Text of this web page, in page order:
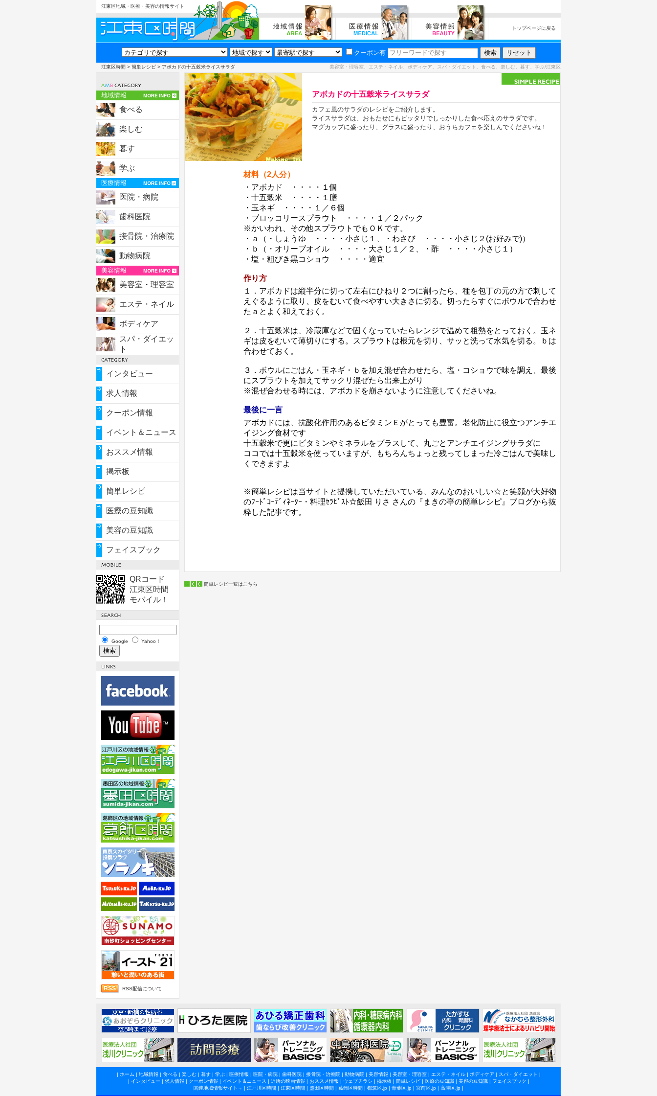
江東区地域・医療・美容の情報サイト
トップページに戻る
クーポン有
江東区時間 > 簡単レシピ > アボカドの十五穀米ライスサラダ 美容室・理容室、エステ・ネイル、ボディケア、スパ・ダイエット、食べる、楽しむ、暮す、学ぶ/江東区
地域情報
食べる
楽しむ
暮す
学ぶ
医療情報
医院・病院
歯科医院
接骨院・治療院
動物病院
美容情報
美容室・理容室
エステ・ネイル
ボディケア
スパ・ダイエッ
ト
インタビュー
求人情報
クーポン情報
イベント＆ニュース
おススメ情報
掲示板
簡単レシピ
医療の豆知識
美容の豆知識
フェイスブック
QRコード
江東区時間
モバイル！
Google Yahoo！
RSS配信について
アボカドの十五穀米ライスサラダ
カフェ風のサラダのレシピをご紹介します。
ライスサラダは、おもたせにもピッタリでしっかりした食べ応えのサラダです。
マグカップに盛ったり、グラスに盛ったり、おうちカフェを楽しんでくださいね！
材料（2人分）
・アボカド ・・・・１個
・十五穀米 ・・・・１膳
・玉ネギ ・・・・１／６個
・ブロッコリースプラウト ・・・・１／２パック
※かいわれ、その他スプラウトでもＯＫです。
・ａ（・しょうゆ ・・・・小さじ１、・わさび ・・・・小さじ２(お好みで)）
・ｂ（・オリーブオイル ・・・・大さじ１／２、・酢 ・・・・小さじ１）
・塩・粗びき黒コショウ ・・・・適宜
作り方
１．アボカドは縦半分に切って左右にひねり２つに割ったら、種を包丁の元の方で刺して
えぐるように取り、皮をむいて食べやすい大きさに切る。切ったらすぐにボウルで合わせ
たａとよく和えておく。
２．十五穀米は、冷蔵庫などで固くなっていたらレンジで温めて粗熱をとっておく。玉ネ
ギは皮をむいて薄切りにする。スプラウトは根元を切り、サッと洗って水気を切る。ｂは
合わせておく。
３．ボウルにごはん・玉ネギ・ｂを加え混ぜ合わせたら、塩・コショウで味を調え、最後
にスプラウトを加えてサックリ混ぜたら出来上がり
※混ぜ合わせる時には、アボカドを崩さないように注意してくださいね。
最後に一言
アボカドには、抗酸化作用のあるビタミンＥがとっても豊富。老化防止に役立つアンチエ
イジング食材です
十五穀米で更にビタミンやミネラルをプラスして、丸ごとアンチエイジングサラダに
ココでは十五穀米を使っていますが、もちろんちょっと残ってしまった冷ごはんで美味し
くできますよ
※簡単レシピは当サイトと提携していただいている、みんなのおいしい☆と笑顔が大好物
のﾌｰﾄﾞｺｰﾃﾞｨﾈｰﾀｰ・料理ｾﾗﾋﾟｽﾄ☆飯田 りさ さんの『まきの亭の簡単レシピ』ブログから抜
粋した記事です。
簡単レシピ一覧はこちら
| ホーム | 地域情報 | 食べる | 楽しむ| 暮す| 学ぶ| 医療情報 | 医院・病院| 歯科医院| 接骨院・治療院| 動物病院| 美容情報 | 美容室・理容室| エステ・ネイル| ボディケア | スパ・ダイエット |
| インタビュー | 求人情報 | クーポン情報 | イベント＆ニュース | 近所の映画情報 | おススメ情報 | ウェブチラシ | 掲示板 | 簡単レシピ| 医療の豆知識| 美容の豆知識| フェイスブック |
関連地域情報サイト→ | 江戸川区時間 | 江東区時間 | 墨田区時間 | 葛飾区時間 | 都筑区.jp | 青葉区.jp | 宮前区.jp | 高津区.jp |